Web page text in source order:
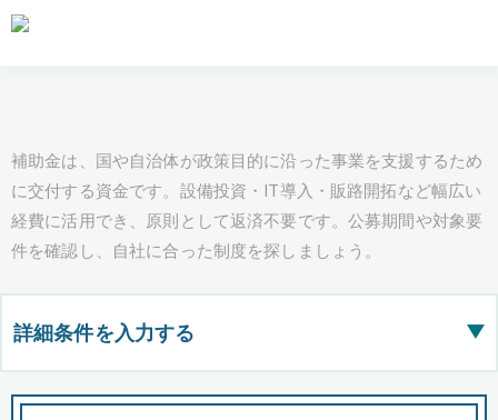
補助金は、国や自治体が政策目的に沿った事業を支援するため
に交付する資金です。設備投資・IT導入・販路開拓など幅広い
経費に活用でき、原則として返済不要です。公募期間や対象要
件を確認し、自社に合った制度を探しましょう。
詳細条件を入力する ▶
都道府県